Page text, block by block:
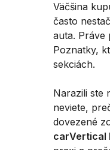
Väčšina
často
auta. Práve
Poznatky,
sekciách.
Narazili ste
neviete,
dovezené
carVertical